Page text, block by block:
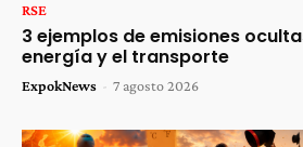
RSE
3 ejemplos de emisiones
energía y el transporte
ExpokNews - 7 agosto 2026